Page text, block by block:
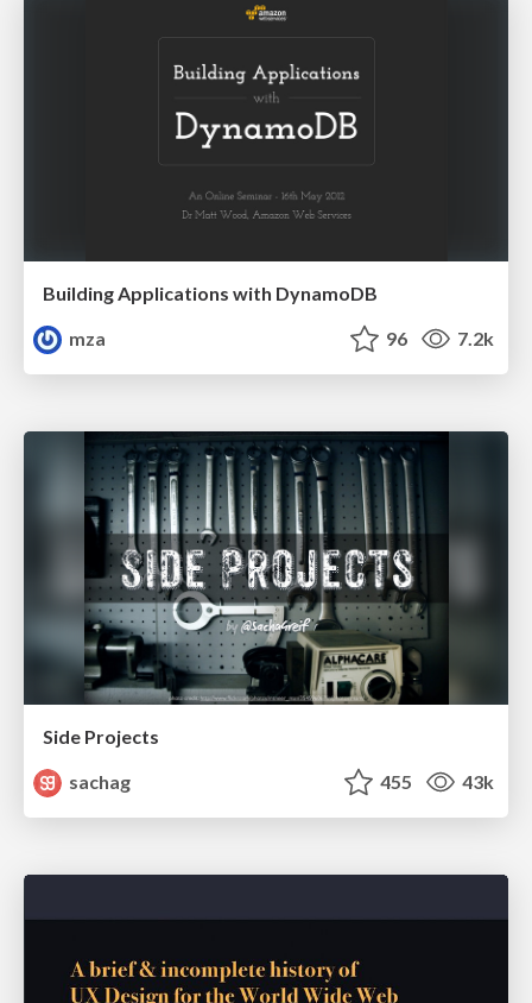
Building Applications with DynamoDB
mza
96 7.2k
Side Projects
sachag
455 43k